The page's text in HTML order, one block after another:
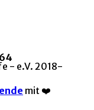
- e.V. 2018-
mit ❤️